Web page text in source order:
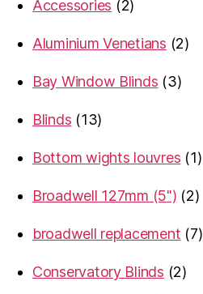
Accessories
22
Aluminium Venetians
22
Bay Window Blinds
33
Blinds
1313
Bottom wights louvres
11
Broadwell 127mm (5")
22
broadwell replacement
77
Conservatory Blinds
22